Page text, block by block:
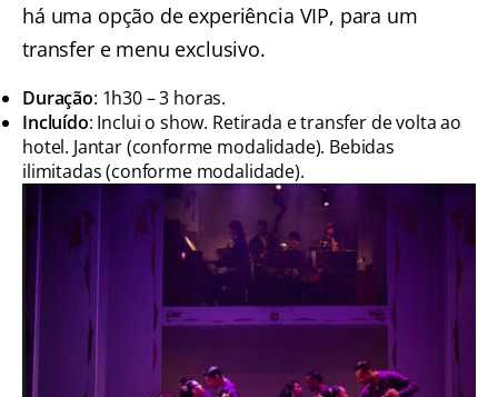
há uma opção de experiência VIP, para um
transfer e menu exclusivo.
Duração: 1h30 – 3 horas.
Incluído: Inclui o show. Retirada e transfer de volta ao
hotel. Jantar (conforme modalidade). Bebidas
ilimitadas (conforme modalidade).